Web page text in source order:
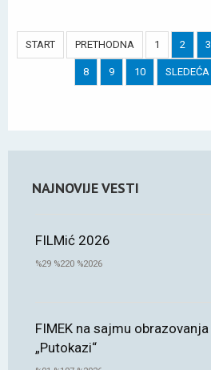
START PRETHODNA 1 2 3
8 9 10 SLEDEĆA
NAJNOVIJE VESTI
FILMić 2026
%29 %220 %2026
FIMEK na sajmu obrazovanja
„Putokazi“